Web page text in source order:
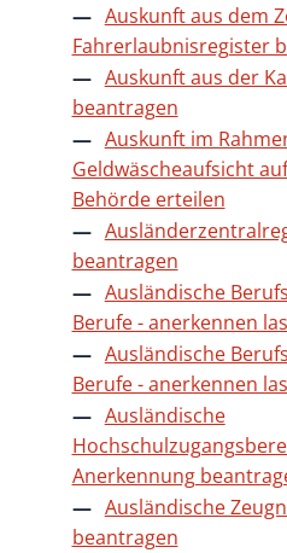
Auskunft aus dem
Fahrerlaubnisregister
Auskunft aus der
beantragen
Auskunft im
Geldwäscheaufsicht
Behörde erteilen
beantragen
Ausländische
Berufe - anerkennen
Ausländische
Berufe - anerkennen
Ausländische
Anerkennung
Ausländische
beantragen